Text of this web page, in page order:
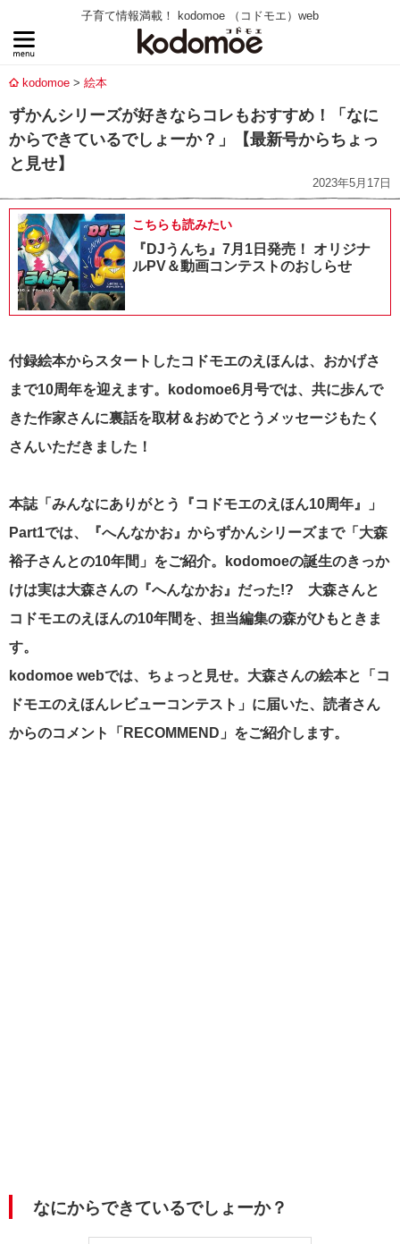
子育て情報満載！ kodomoe （コドモエ）web
kodomoe 絵本
ずかんシリーズが好きならコレもおすすめ！「なに
からできているでしょーか？」【最新号からちょっ
と見せ】
2023年5月17日
こちらも読みたい
『DJうんち』7月1日発売！ オリジナ
ルPV＆動画コンテストのおしらせ
付録絵本からスタートしたコドモエのえほんは、おかげさ
まで10周年を迎えます。kodomoe6月号では、共に歩んで
きた作家さんに裏話を取材＆おめでとうメッセージもたく
さんいただきました！
本誌「みんなにありがとう『コドモエのえほん10周年』」
Part1では、『へんなかお』からずかんシリーズまで「大森
裕子さんとの10年間」をご紹介。kodomoeの誕生のきっか
けは実は大森さんの『へんなかお』だった!? 大森さんと
コドモエのえほんの10年間を、担当編集の森がひもときま
す。
kodomoe webでは、ちょっと見せ。大森さんの絵本と「コ
ドモエのえほんレビューコンテスト」に届いた、読者さん
からのコメント「RECOMMEND」をご紹介します。
なにからできているでしょーか？